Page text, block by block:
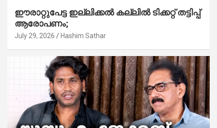
ഈരാറ്റുപേട്ട ഇല്ലിക്കൽ കല്ലിൽ ടിക്കറ്റ് തട്ടിപ്പ്
ആരോപണം;
July 29, 2026 Hashim Sathar